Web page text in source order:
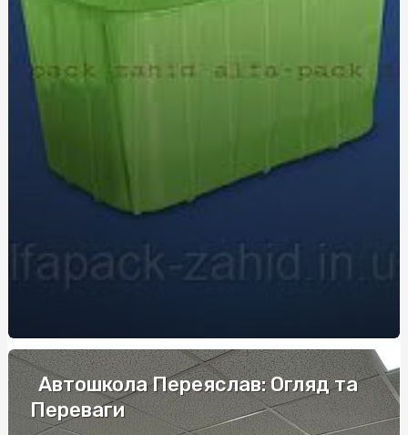
Сучасні армійські жетони: персоналізація, стиль і
Довідки для ясел: що потрібно підготувати батькам
Швидке та просте оформлення замовлення труни в
Києві
Швидкий ремонт сколів на склі з гарантією від
Експертиза детектор брехні: сучасний підхід до
психофізіологічного дослідження
Автошкола Переяслав: Огляд та
Переваги